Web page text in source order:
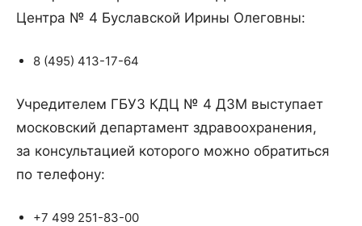
Центра № 4 Буславской Ирины Олеговны:
8 (495) 413-17-64
Учредителем ГБУЗ КДЦ № 4 ДЗМ выступает
московский департамент здравоохранения,
за консультацией которого можно обратиться
по телефону:
+7 499 251-83-00